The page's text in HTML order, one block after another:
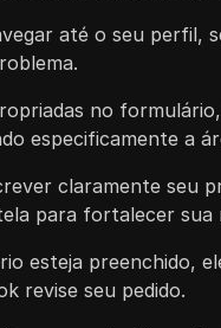
até o seu perfil,
no
especificamente a
claramente seu
para fortalecer sua
esteja preenchido,
revise seu pedido.